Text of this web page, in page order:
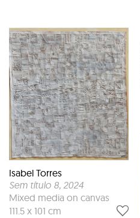
Isabel Torres
Sem título 8, 2024
Mixed media on canvas
111.5 x 101 cm